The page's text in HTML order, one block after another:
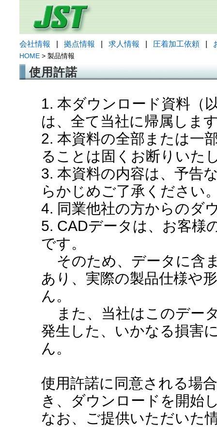
会社情報 拠点情報 求人情報 圧着加工依頼
HOME > 製品情報
使用許諾
1. 本ダウンロード資料（
は、全て当社に帰属しま
2. 本資料の全部または一
ることは固くお断りいた
3. 本資料の内容は、予告
らかじめご了承ください
4. 同業他社の方からのダ
5. CADデータは、お客様
です。
そのため、データに含
あり、実際の製品仕様や
ん。
また、当社はこのデー
発生した、いかなる損害
ん。
使用許諾に同意される場
き、ダウンロードを開始
なお、ご提供いただいた